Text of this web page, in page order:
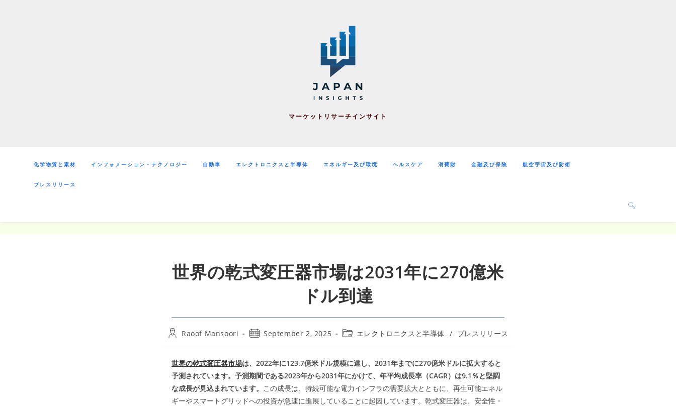
マーケットリサーチインサイト
化学物質と素材 インフォメーション・テクノロジー 自動車 エレクトロニクスと半導体 エネルギー及び環境 ヘルスケア 消費財 金融及び保険 航空宇宙及び防衛
プレスリリース
世界の乾式変圧器市場は2031年に270億米
ドル到達
PostRaoof Mansoori
PostSeptember 2, 2025
Post エレクトロニクスと半導体 / プレスリリース
世界の乾式変圧器市場は、2022年に123.7億米ドル規模に達し、2031年までに270億米ドルに拡大すると
予測されています。予測期間である2023年から2031年にかけて、年平均成長率（CAGR）は9.1％と堅調
な成長が見込まれています。 この成長は、持続可能な電力インフラの需要拡大とともに、再生可能エネル
ギーやスマートグリッドへの投資が急速に進展していることに起因しています。乾式変圧器は、安全性・